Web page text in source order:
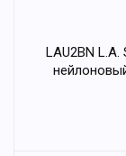
LAU2BN